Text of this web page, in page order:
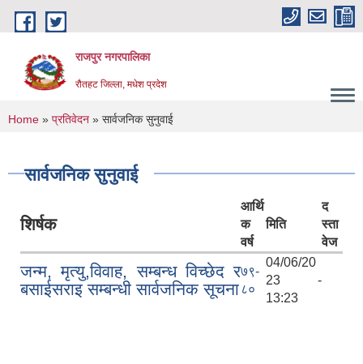
Skip to main content
राजपुर नगरपालिका
रौतहट जिल्ला, मधेश प्रदेश
You are here
Home » प्रतिवेदन » सार्वजनिक सुनुवाई
सार्वजनिक सुनुवाई
शिर्षक
आर्थि
क
वर्ष
मिति
द
स्ता
वेज
जन्म, मृत्यु,विवाह, सम्बन्ध विच्छेद र
बसाईसराइ सम्बन्धी सार्वजनिक सूचना
७९-
८०
04/06/20
23 -
13:23